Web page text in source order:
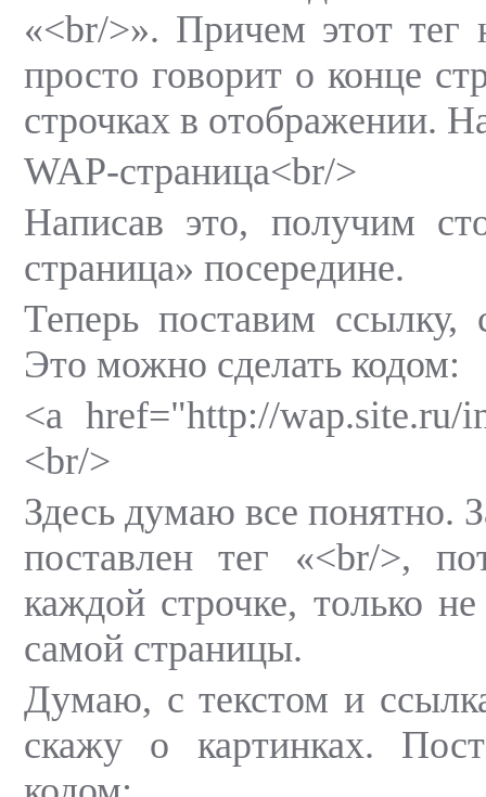
«<br/>». Причем этот тег
просто говорит о конце
строчках в отображении.
WAP-страница<br/>
Написав это, получим
страница» посередине.
Теперь поставим
Это можно сделать кодом:
<a href="http://wap.site.ru/
<br/>
Здесь думаю все понятно.
поставлен тег «<br/>,
каждой строчке, только
самой страницы.
Думаю, с текстом и
скажу о картинках.